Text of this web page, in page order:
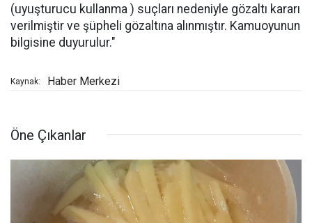
(uyuşturucu kullanma ) suçları nedeniyle gözaltı kararı
verilmiştir ve şüpheli gözaltına alınmıştır. Kamuoyunun
bilgisine duyurulur."
Kaynak: Haber Merkezi
Öne Çıkanlar